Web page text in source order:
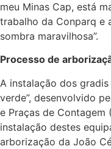
meu Minas Cap, está
trabalho da Conparq e
sombra maravilhosa”.
Processo de
A instalação dos
verde”, desenvolvido
e Praças de Contagem
instalação destes
arborização da João